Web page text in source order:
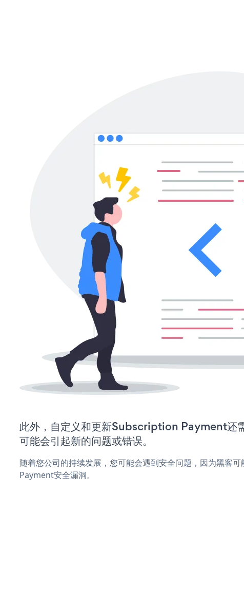
此外，自定义和更新Subscription Payment还
可能会引起新的问题或错误。
随着您公司的持续发展，您可能会遇到安全问题，因为黑客
Payment安全漏洞。